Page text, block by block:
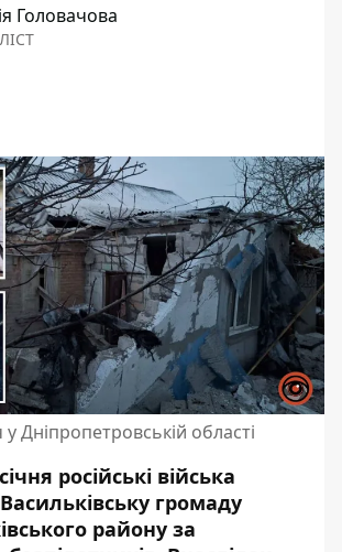
Головачова
Дніпропетровській області
російські війська
громаду
району за